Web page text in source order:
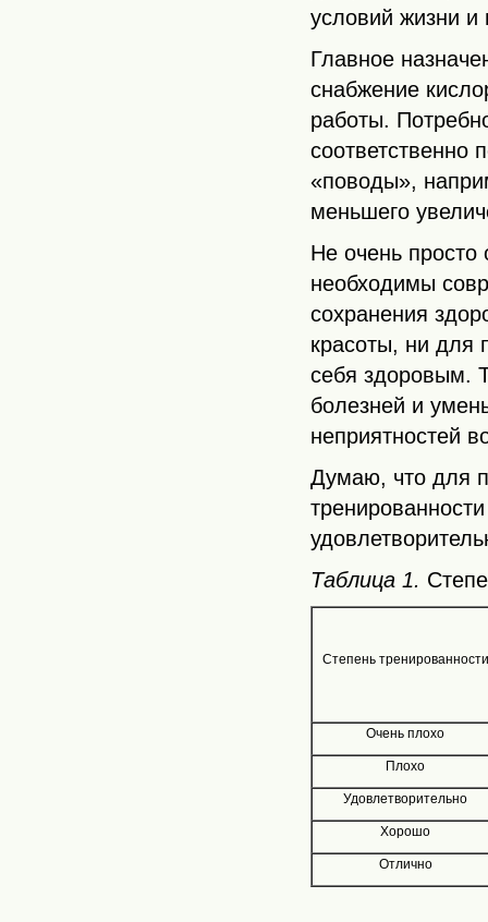
условий жизни и
Главное
снабжение
работы.
соответственно
«поводы»,
меньшего
Не очень
необходимы
сохранения
красоты, ни для
себя здоровым.
болезней и
неприятностей
Думаю, что для
Таблица 1.
Степень тренированности
Очень плохо
Плохо
Удовлетворительно
Хорошо
Отлично